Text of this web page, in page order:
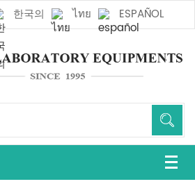
한국의 ไทย ESPAÑOL